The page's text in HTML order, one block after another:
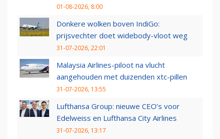
01-08-2026, 8:00
Donkere wolken boven IndiGo:
prijsvechter doet widebody-vloot weg
31-07-2026, 22:01
Malaysia Airlines-piloot na vlucht
aangehouden met duizenden xtc-pillen
31-07-2026, 13:55
Lufthansa Group: nieuwe CEO’s voor
Edelweiss en Lufthansa City Airlines
31-07-2026, 13:17